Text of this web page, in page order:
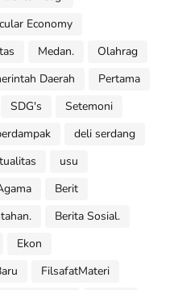
Economy
Medan.
Olahrag
Daerah
Pertama
SDG's
Setemoni
deli serdang
usu
Berit
Berita Sosial.
Ekon
FilsafatMateri